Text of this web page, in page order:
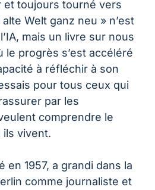
et toujours tourné vers
Welt ganz neu » n’est
mais un livre sur nous
progrès s’est accéléré
à réfléchir à son
pour tous ceux qui
par les
comprendre le
ils vivent.
en 1957, a grandi dans la
comme journaliste et